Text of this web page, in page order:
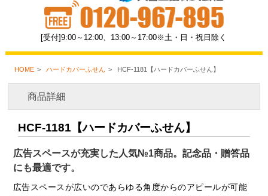
[受付]9:00～12:00、13:00～17:00※土・日・祝日除く
HOME ハードカバーふせん HCF-1181【ハードカバーふせん】
商品詳細
HCF-1181【ハードカバーふせん】
広告スペースが充実した人気№1商品。記念品・贈答品
にも最適です。
広告スペースが広いのであらゆる角度からのアピールが可能